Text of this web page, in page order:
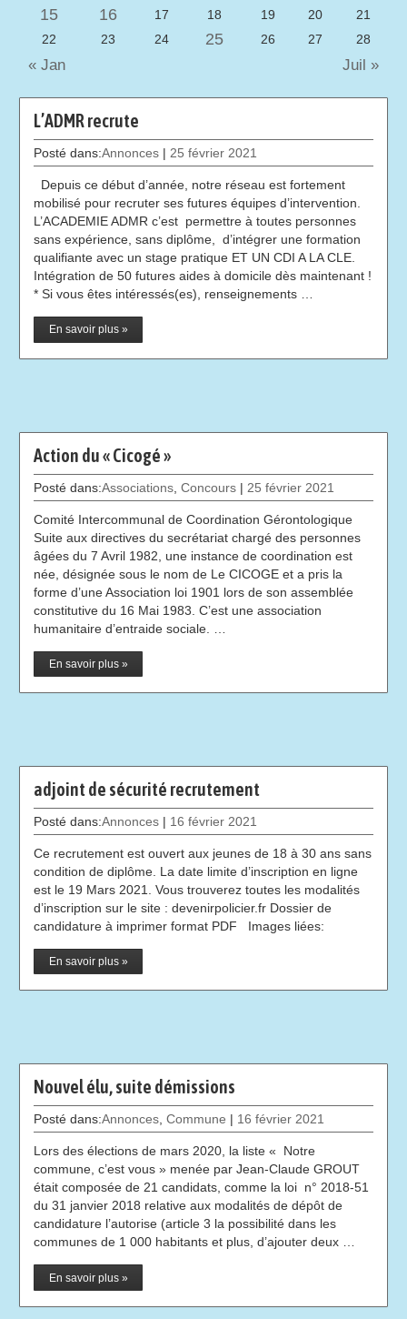
L’ADMR recrute
Posté dans:Annonces | 25 février 2021
Depuis ce début d’année, notre réseau est fortement
mobilisé pour recruter ses futures équipes d’intervention.
L’ACADEMIE ADMR c’est permettre à toutes personnes
sans expérience, sans diplôme, d’intégrer une formation
qualifiante avec un stage pratique ET UN CDI A LA CLE.
Intégration de 50 futures aides à domicile dès maintenant !
* Si vous êtes intéressés(es), renseignements …
En savoir plus »
Action du « Cicogé »
Posté dans:Associations ,Concours | 25 février 2021
Comité Intercommunal de Coordination Gérontologique
Suite aux directives du secrétariat chargé des personnes
âgées du 7 Avril 1982, une instance de coordination est
née, désignée sous le nom de Le CICOGE et a pris la
forme d’une Association loi 1901 lors de son assemblée
constitutive du 16 Mai 1983. C’est une association
humanitaire d’entraide sociale. …
En savoir plus »
adjoint de sécurité recrutement
Posté dans:Annonces | 16 février 2021
Ce recrutement est ouvert aux jeunes de 18 à 30 ans sans
condition de diplôme. La date limite d’inscription en ligne
est le 19 Mars 2021. Vous trouverez toutes les modalités
d’inscription sur le site : devenirpolicier.fr Dossier de
candidature à imprimer format PDF Images liées:
En savoir plus »
Nouvel élu, suite démissions
Posté dans:Annonces,Commune | 16 février 2021
Lors des élections de mars 2020, la liste « Notre
commune, c’est vous » menée par Jean-Claude GROUT
était composée de 21 candidats, comme la loi n° 2018-51
du 31 janvier 2018 relative aux modalités de dépôt de
candidature l’autorise (article 3 la possibilité dans les
communes de 1 000 habitants et plus, d’ajouter deux …
En savoir plus »
15 16 17 18 19 20
21
22
23 24 25 26 27 28
« Jan Juil »